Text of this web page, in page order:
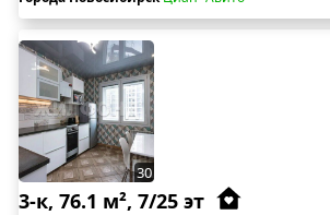
30
3-к, 76.1 м², 7/25 эт